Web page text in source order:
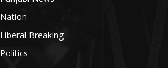
Nation
Liberal Breaking
Politics